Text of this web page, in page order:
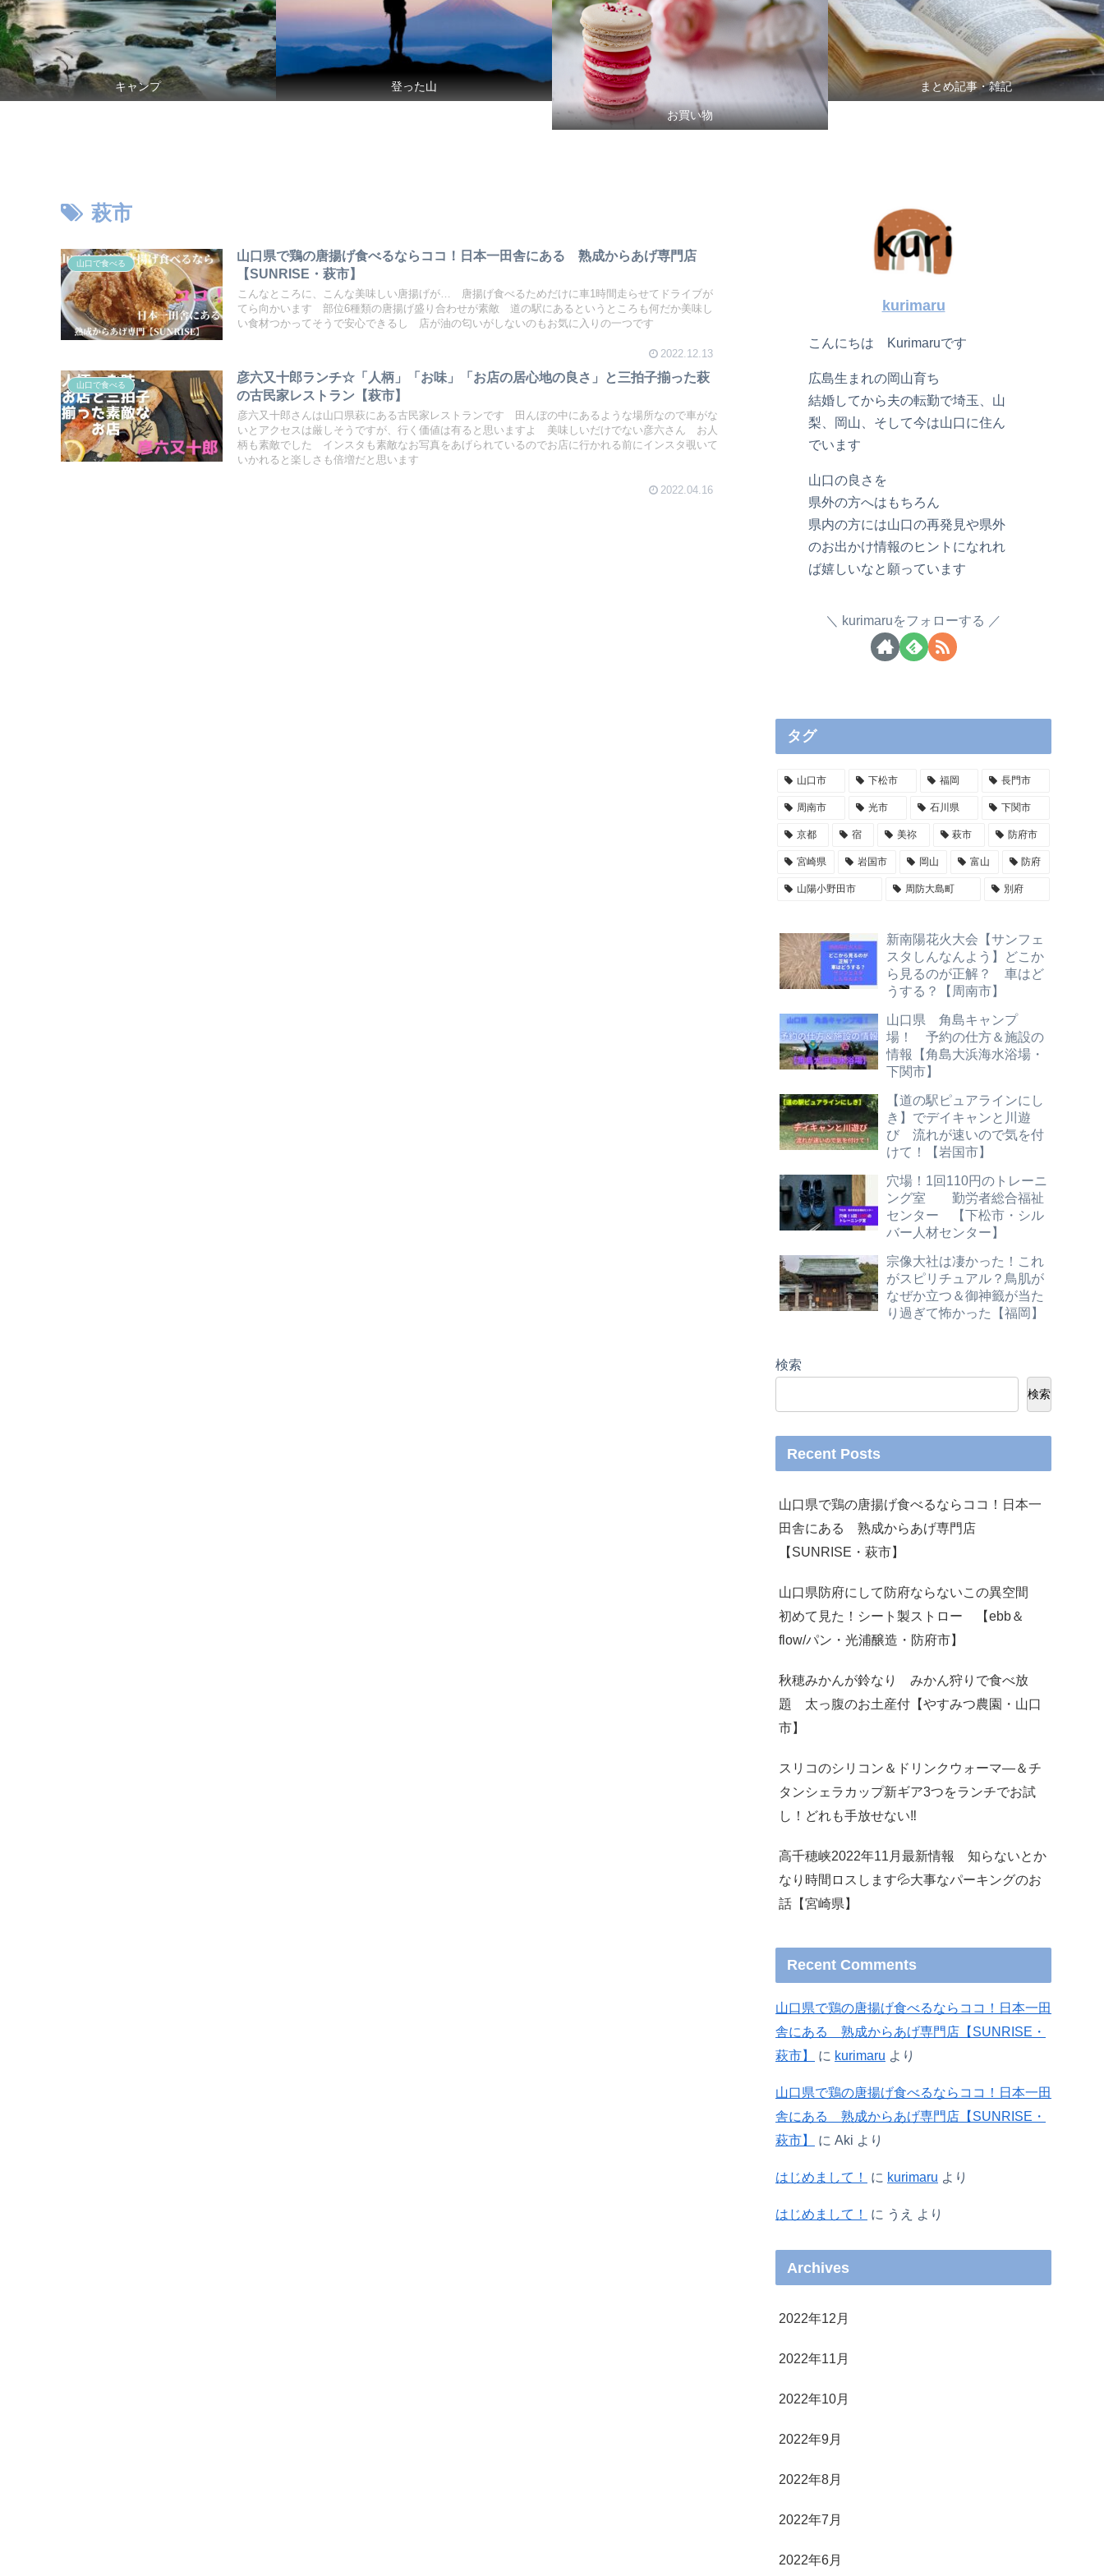
キャンプ 登った山
お買い物
まとめ記事・雑記
萩市
山口で食べる
山口県で鶏の唐揚げ食べるならココ！日本一田舎にある 熟成からあげ専門店
【SUNRISE・萩市】
こんなところに、こんな美味しい唐揚げが… 唐揚げ食べるためだけに車1時間走らせてドライブが
てら向かいます 部位6種類の唐揚げ盛り合わせが素敵 道の駅にあるというところも何だか美味し
い食材つかってそうで安心できるし 店が油の匂いがしないのもお気に入りの一つです
2022.12.13
山口で食べる
彦六又十郎ランチ☆「人柄」「お味」「お店の居心地の良さ」と三拍子揃った萩
の古民家レストラン【萩市】
彦六又十郎さんは山口県萩にある古民家レストランです 田んぼの中にあるような場所なので車がな
いとアクセスは厳しそうですが、行く価値は有ると思いますよ 美味しいだけでない彦六さん お人
柄も素敵でした インスタも素敵なお写真をあげられているのでお店に行かれる前にインスタ覗いて
いかれると楽しさも倍増だと思います
2022.04.16
kurimaru
こんにちは Kurimaruです
広島生まれの岡山育ち
結婚してから夫の転勤で埼玉、山
梨、岡山、そして今は山口に住ん
でいます
山口の良さを
県外の方へはもちろん
県内の方には山口の再発見や県外
のお出かけ情報のヒントになれれ
ば嬉しいなと願っています
kurimaruをフォローする
タグ
山口市 下松市 福岡 長門市
周南市 光市 石川県 下関市
京都 宿 美祢 萩市 防府市
宮崎県 岩国市 岡山 富山 防府
山陽小野田市 周防大島町 別府
新南陽花火大会【サンフェ
スタしんなんよう】どこか
ら見るのが正解？ 車はど
うする？【周南市】
山口県 角島キャンプ
場！ 予約の仕方＆施設の
情報【角島大浜海水浴場・
下関市】
【道の駅ピュアラインにし
き】でデイキャンと川遊
び 流れが速いので気を付
けて！【岩国市】
穴場！1回110円のトレーニ
ング室 勤労者総合福祉
センター 【下松市・シル
バー人材センター】
宗像大社は凄かった！これ
がスピリチュアル？鳥肌が
なぜか立つ＆御神籤が当た
り過ぎて怖かった【福岡】
検索
検索
Recent Posts
山口県で鶏の唐揚げ食べるならココ！日本一
田舎にある 熟成からあげ専門店
【SUNRISE・萩市】
山口県防府にして防府ならないこの異空間
初めて見た！シート製ストロー 【ebb＆
flow/パン・光浦醸造・防府市】
秋穂みかんが鈴なり みかん狩りで食べ放
題 太っ腹のお土産付【やすみつ農園・山口
市】
スリコのシリコン＆ドリンクウォーマ―＆チ
タンシェラカップ新ギア3つをランチでお試
し！どれも手放せない‼
高千穂峡2022年11月最新情報 知らないとか
なり時間ロスします💦大事なパーキングのお
話【宮崎県】
Recent Comments
山口県で鶏の唐揚げ食べるならココ！日本一田
舎にある 熟成からあげ専門店【SUNRISE・
萩市】
に kurimaru より
山口県で鶏の唐揚げ食べるならココ！日本一田
舎にある 熟成からあげ専門店【SUNRISE・
萩市】
に Aki より
はじめまして！ に kurimaru より
はじめまして！ に うえ より
Archives
2022年12月
2022年11月
2022年10月
2022年9月
2022年8月
2022年7月
2022年6月